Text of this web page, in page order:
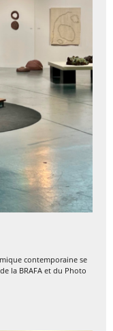
contemporaine se
la BRAFA et du Photo